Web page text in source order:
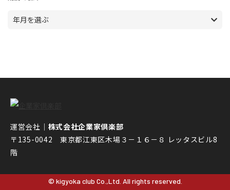
年月を選ぶ
運営会社｜ 株式会社企業家倶楽部
〒135-0042 東京都江東区木場３－１６－８ レッタスビル8
階
© kigyoka club Co.,Ltd. All rights reserved.